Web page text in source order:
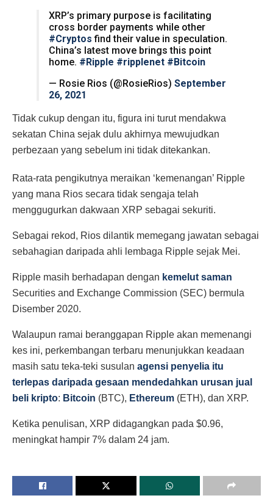
XRP’s primary purpose is facilitating
cross border payments while other
#Cryptos find their value in speculation.
China’s latest move brings this point
home. #Ripple #ripplenet #Bitcoin
— Rosie Rios (@RosieRios) September
26, 2021
Tidak cukup dengan itu, figura ini turut mendakwa
sekatan China sejak dulu akhirnya mewujudkan
perbezaan yang sebelum ini tidak ditekankan.
Rata-rata pengikutnya meraikan ‘kemenangan’ Ripple
yang mana Rios secara tidak sengaja telah
menggugurkan dakwaan XRP sebagai sekuriti.
Sebagai rekod, Rios dilantik memegang jawatan sebagai
sebahagian daripada ahli lembaga Ripple sejak Mei.
Ripple masih berhadapan dengan kemelut saman
Securities and Exchange Commission (SEC) bermula
Disember 2020.
Walaupun ramai beranggapan Ripple akan memenangi
kes ini, perkembangan terbaru menunjukkan keadaan
masih satu teka-teki susulan agensi penyelia itu
terlepas daripada gesaan mendedahkan urusan jual
beli kripto: Bitcoin (BTC), Ethereum (ETH), dan XRP.
Ketika penulisan, XRP didagangkan pada $0.96,
meningkat hampir 7% dalam 24 jam.